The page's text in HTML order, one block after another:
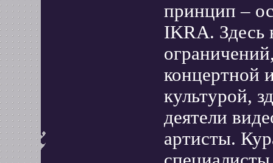
принцип –
IKRA. Здесь
концертной
культурой,
деятели
артисты.